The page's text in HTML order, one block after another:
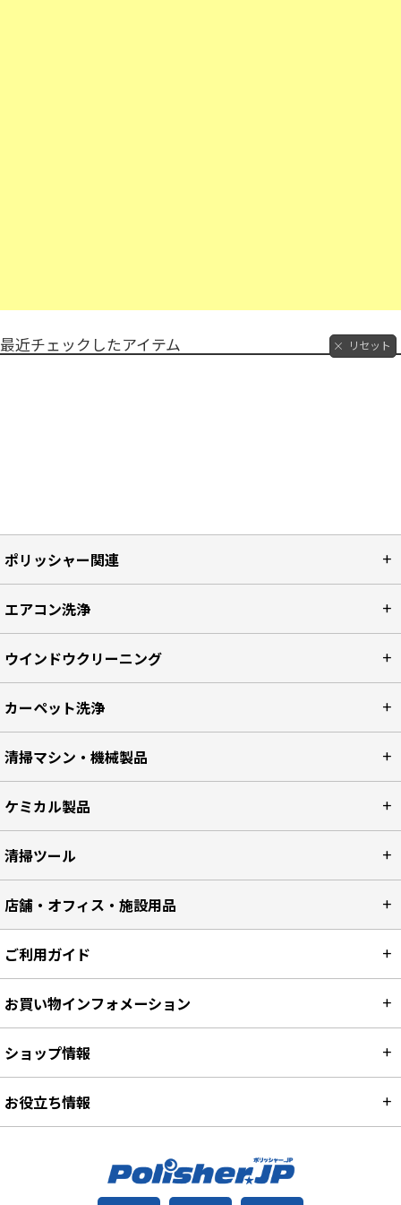
最近チェックしたアイテム リセット
ポリッシャー関連
エアコン洗浄
ウインドウクリーニング
カーペット洗浄
清掃マシン・機械製品
ケミカル製品
清掃ツール
店舗・オフィス・施設用品
ご利用ガイド
お買い物インフォメーション
ショップ情報
お役立ち情報